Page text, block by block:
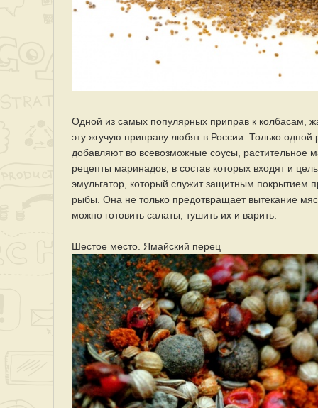
Одной из самых популярных приправ к колбасам,
эту жгучую приправу любят в России. Только одной
добавляют во всевозможные соусы, растительное
рецепты маринадов, в состав которых входят и
эмульгатор, который служит защитным покрытием
рыбы. Она не только предотвращает вытекание
можно готовить салаты, тушить их и варить.
Шестое место. Ямайский перец